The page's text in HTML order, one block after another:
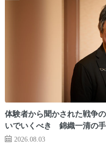
体験者から聞かされた戦争
いでいくべき 錦織一清の
2026.08.03